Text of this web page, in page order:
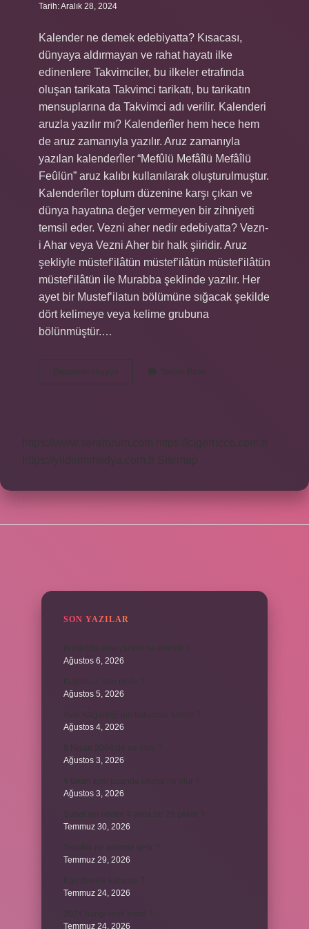
Tarih: Aralık 28, 2024
Kalender ne demek edebiyatta? Kısacası,
dünyaya aldırmayan ve rahat hayatı ilke
edinenlere Takvimciler, bu ilkeler etrafında
oluşan tarikata Takvimci tarikatı, bu tarikatın
mensuplarına da Takvimci adı verilir. Kalenderi
aruzla yazılır mı? Kalenderîler hem hece hem
de aruz zamanıyla yazılır. Aruz zamanıyla
yazılan kalenderîler “Mefûlü Mefâîlü Mefâîlü
Feûlün” aruz kalıbı kullanılarak oluşturulmuştur.
Kalenderîler toplum düzenine karşı çıkan ve
dünya hayatına değer vermeyen bir zihniyeti
temsil eder. Vezni aher nedir edebiyatta? Vezn-
i Ahar veya Vezni Aher bir halk şiiridir. Aruz
şekliyle müstef’ilâtün müstef’ilâtün müstef’ilâtün
müstef’ilâtün ile Murabba şeklinde yazılır. Her
ayet bir Mustef’ilatun bölümüne sığacak şekilde
dört kelimeye veya kelime grubuna
bölünmüştür.…
Devamını okuyun
Kalenderi
Nedir
Yorum Bırak
https://www.seraforum.com
https://cigerricco.com.tr
https://yildirimmedya.com.tr Sitemap
SON YAZILAR
Ağustos 6, 2026
Ağustos 5, 2026
Ağustos 4, 2026
Ağustos 3, 2026
Ağustos 3, 2026
Temmuz 30, 2026
Temmuz 29, 2026
Temmuz 24, 2026
Temmuz 24, 2026